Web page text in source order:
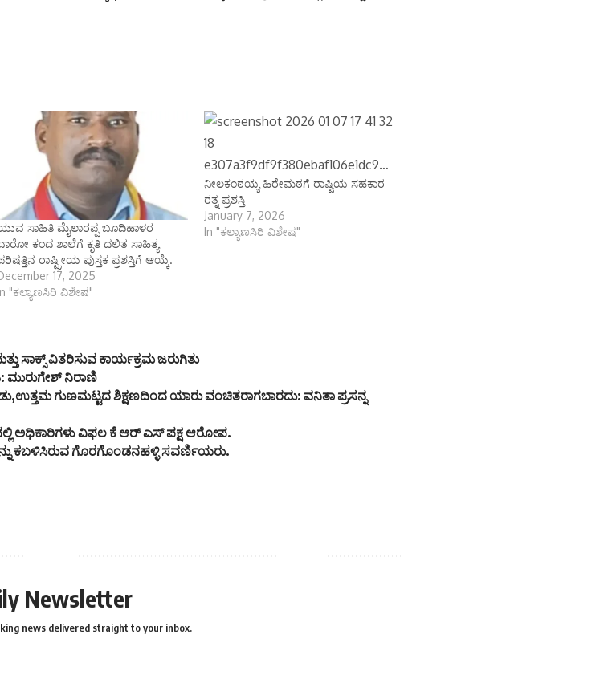
ಸಾಹಿತಿ ಮೈಲಾರಪ್ಪ ಬೂದಿಹಾಳರ
ಕಂದ ಶಾಲೆಗೆ ಕೃತಿ ದಲಿತ ಸಾಹಿತ್ಯ
ರಾಷ್ಟ್ರೀಯ ಪುಸ್ತಕ ಪ್ರಶಸ್ತಿಗೆ ಆಯ್ಕೆ.
17, 2025
"ಕಲ್ಯಾಣಸಿರಿ ವಿಶೇಷ"
ನೀಲಕಂಠಯ್ಯ ಹಿರೇಮಠಗೆ ರಾಷ್ಟಿಯ ಸಹಕಾರ
ರತ್ನ ಪ್ರಶಸ್ತಿ
January 7, 2026
In "ಕಲ್ಯಾಣಸಿರಿ ವಿಶೇಷ"
ಸಾಕ್ಸ್ ವಿತರಿಸುವ ಕಾರ್ಯಕ್ರಮ ಜರುಗಿತು
ಮುರುಗೇಶ್ ನಿರಾಣಿ
ಗುಣಮಟ್ಟದ ಶಿಕ್ಷಣದಿಂದ ಯಾರು ವಂಚಿತರಾಗಬಾರದು: ವನಿತಾ ಪ್ರಸನ್ನ
ಅಧಿಕಾರಿಗಳು ವಿಫಲ ಕೆ ಆರ್ ಎಸ್ ಪಕ್ಷ ಆರೋಪ.
ಕಬಳಿಸಿರುವ ಗೊರಗೊಂಡನಹಳ್ಳಿ ಸವರ್ಣಿಯರು.
Newsletter
news delivered straight to your inbox.